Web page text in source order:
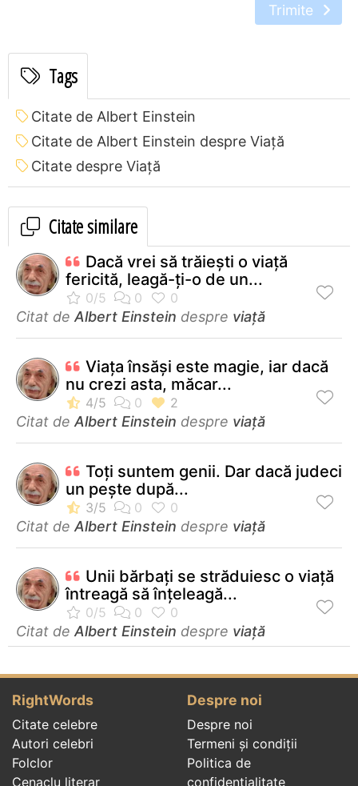
Trimite
Tags
Citate de Albert Einstein
Citate de Albert Einstein despre Viață
Citate despre Viață
Citate similare
Dacă vrei să trăiești o viață
fericită, leagă-ți-o de un...
Citat de Albert Einstein despre viață
Viaţa însăşi este magie, iar dacă
nu crezi asta, măcar...
Citat de Albert Einstein despre viață
Toţi suntem genii. Dar dacă judeci
un peşte după...
Citat de Albert Einstein despre viață
Unii bărbaţi se străduiesc o viaţă
întreagă să înţeleagă...
Citat de Albert Einstein despre viață
RightWords
Citate celebre
Autori celebri
Folclor
Cenaclu literar
Despre noi
Despre noi
Termeni și condiții
Politica de
confidenţialitate